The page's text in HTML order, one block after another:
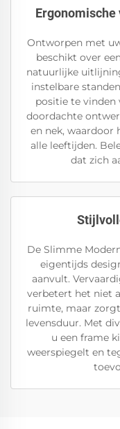
Ontworpen met
beschikt over
natuurlijke
instelbare
positie te vinden
doordachte
en nek, waardoor
alle leeftijden.
dat zich
De Slimme
eigentijds
aanvult.
verbetert het niet
ruimte, maar
levensduur. Met
u een frame
weerspiegelt en